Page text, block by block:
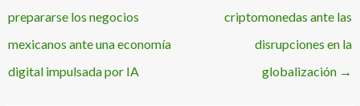
prepararse los negocios
mexicanos ante una economía
digital impulsada por IA
criptomonedas ante las
disrupciones en la
globalización →